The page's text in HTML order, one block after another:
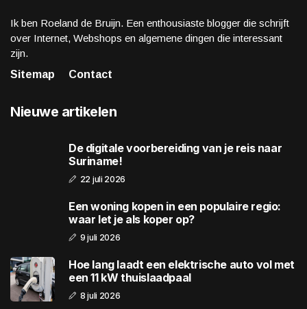
Ik ben Roeland de Bruijn. Een enthousiaste blogger die schrijft
over Internet, Webshops en algemene dingen die interessant
zijn.
Sitemap
Contact
Nieuwe artikelen
De digitale voorbereiding van je reis naar
Suriname!
22 juli 2026
Een woning kopen in een populaire regio:
waar let je als koper op?
9 juli 2026
Hoe lang laadt een elektrische auto vol met
een 11 kW thuislaadpaal
8 juli 2026